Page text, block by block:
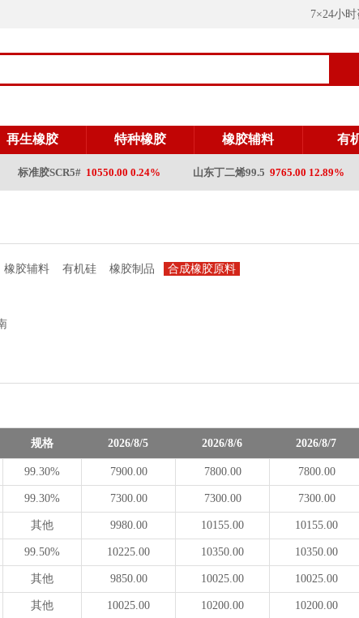
7×24小时
再生橡胶 特种橡胶 橡胶辅料 有
标准胶SCR5#10550.00 0.24% 山东丁二烯99.59765.00 12.89%
橡胶辅料 有机硅 橡胶制品 合成橡胶原料
规格 2026/8/5 2026/8/6 2026/8/7
99.30% 7900.00 7800.00 7800.00
99.30% 7300.00 7300.00 7300.00
其他 9980.00 10155.00 10155.00
99.50% 10225.00 10350.00 10350.00
其他 9850.00 10025.00 10025.00
其他 10025.00 10200.00 10200.00